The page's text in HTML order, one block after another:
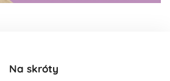
Na skróty